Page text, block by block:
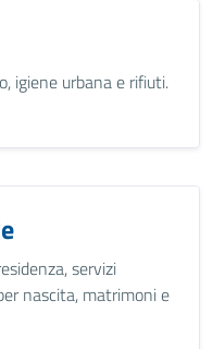
igiene urbana e rifiuti.
servizi
nascita, matrimoni e